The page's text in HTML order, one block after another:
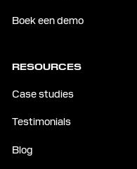
Boek een demo
RESOURCES
Case studies
Testimonials
Blog